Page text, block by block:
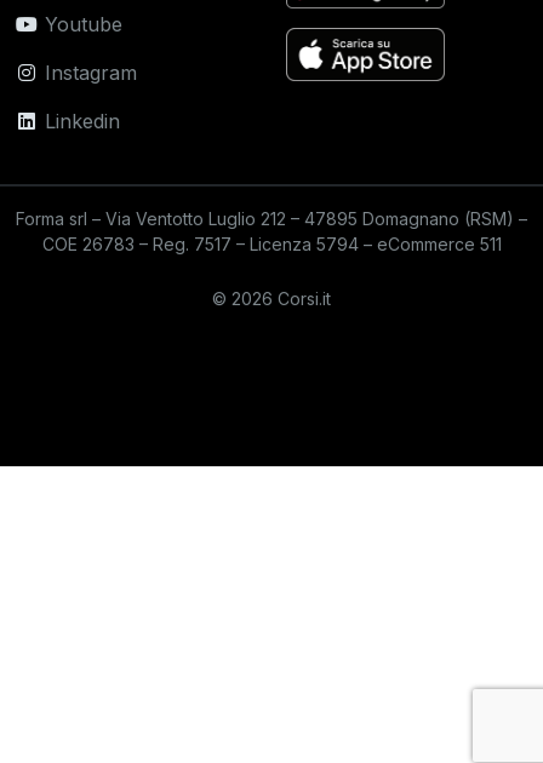
Youtube
Instagram
Linkedin
Forma srl – Via Ventotto Luglio 212 – 47895 Domagnano (RSM) –
COE 26783 – Reg. 7517 – Licenza 5794 – eCommerce 511
© 2026 Corsi.it